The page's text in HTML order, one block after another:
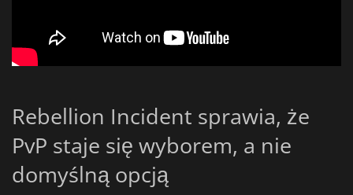
Rebellion Incident sprawia, że
PvP staje się wyborem, a nie
domyślną opcją